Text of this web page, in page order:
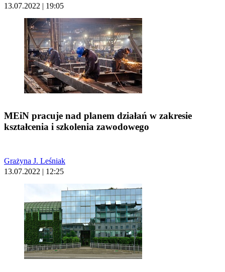
13.07.2022 | 19:05
MEiN pracuje nad planem działań w zakresie
kształcenia i szkolenia zawodowego
Grażyna J. Leśniak
13.07.2022 | 12:25